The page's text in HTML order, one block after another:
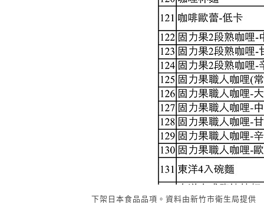
下架日本食品品項。資料由新竹市衛生局提供